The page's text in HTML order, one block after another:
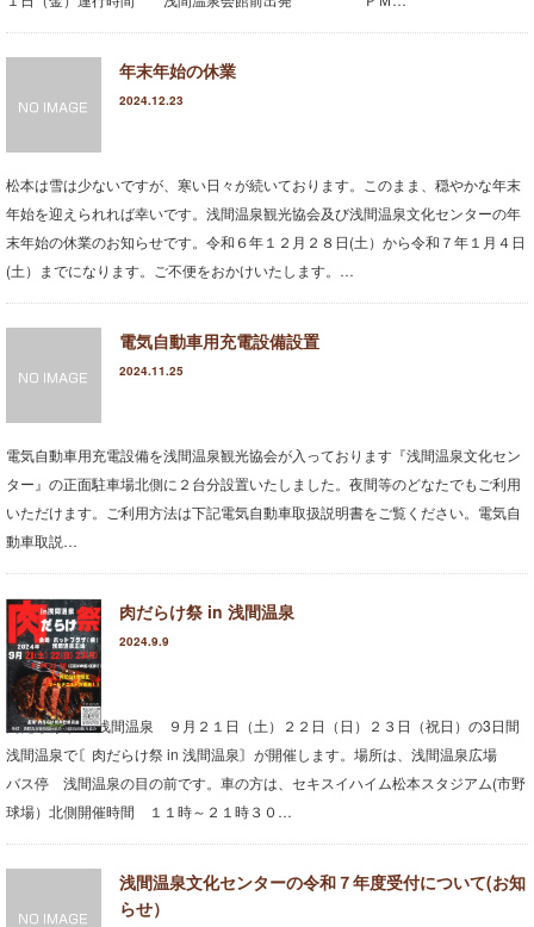
年末年始の休業
2024.12.23
松本は雪は少ないですが、寒い日々が続いております。このまま、穏やかな年末
年始を迎えられれば幸いです。浅間温泉観光協会及び浅間温泉文化センターの年
末年始の休業のお知らせです。令和６年１２月２８日(土）から令和７年１月４日
(土）までになります。ご不便をおかけいたします。…
電気自動車用充電設備設置
2024.11.25
電気自動車用充電設備を浅間温泉観光協会が入っております『浅間温泉文化セン
ター』の正面駐車場北側に２台分設置いたしました。夜間等のどなたでもご利用
いただけます。ご利用方法は下記電気自動車取扱説明書をご覧ください。電気自
動車取説…
肉だらけ祭 in 浅間温泉
2024.9.9
肉だらけ祭 in 浅間温泉 ９月２１日（土）２２日（日）２３日（祝日）の3日間
浅間温泉で〘肉だらけ祭 in 浅間温泉〙が開催します。場所は、浅間温泉広場
バス停 浅間温泉の目の前です。車の方は、セキスイハイム松本スタジアム(市野
球場）北側開催時間 １１時～２１時３０…
浅間温泉文化センターの令和７年度受付について(お知
らせ）
浅間温泉文化センター
アクセス
[English]